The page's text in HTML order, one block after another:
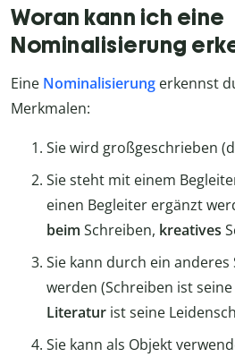
Woran kann ich eine
Nominalisierung
Eine Nominalisierung erkennst
Merkmalen:
Sie wird großgeschrieben
Sie steht mit einem
einen Begleiter ergänzt
beim Schreiben, kreatives
Sie kann durch ein
werden (Schreiben ist
Literatur ist seine
Sie kann als Objekt